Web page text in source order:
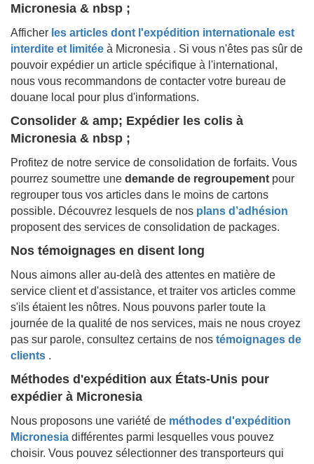
Micronesia & nbsp ;
Afficher les articles dont l'expédition internationale est
interdite et limitée à Micronesia . Si vous n'êtes pas sûr de
pouvoir expédier un article spécifique à l'international,
nous vous recommandons de contacter votre bureau de
douane local pour plus d'informations.
Consolider & amp; Expédier les colis à
Micronesia & nbsp ;
Profitez de notre service de consolidation de forfaits. Vous
pourrez soumettre une demande de regroupement pour
regrouper tous vos articles dans le moins de cartons
possible. Découvrez lesquels de nos plans d’adhésion
proposent des services de consolidation de packages.
Nos témoignages en disent long
Nous aimons aller au-delà des attentes en matière de
service client et d'assistance, et traiter vos articles comme
s'ils étaient les nôtres. Nous pouvons parler toute la
journée de la qualité de nos services, mais ne nous croyez
pas sur parole, consultez certains de nos témoignages de
clients .
Méthodes d'expédition aux États-Unis pour
expédier à Micronesia
Nous proposons une variété de méthodes d'expédition
Micronesia différentes parmi lesquelles vous pouvez
choisir. Vous pouvez sélectionner des transporteurs qui